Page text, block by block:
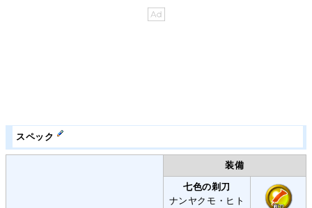
スペック
装備
七色の剃刀
ナンヤクモ・ヒト